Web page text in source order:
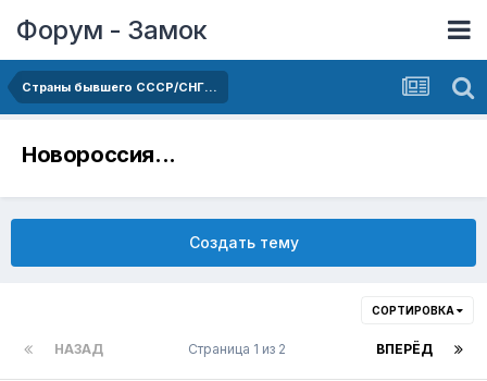
Форум - Замок
Страны бывшего СССР/СНГ...
Новороссия...
Создать тему
СОРТИРОВКА
НАЗАД ВПЕРЁД
Страница 1 из 2